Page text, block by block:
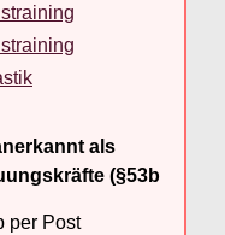
als
(§53b
per Post